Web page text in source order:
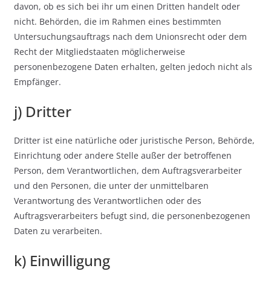
davon, ob es sich bei ihr um einen Dritten handelt oder
nicht. Behörden, die im Rahmen eines bestimmten
Untersuchungsauftrags nach dem Unionsrecht oder dem
Recht der Mitgliedstaaten möglicherweise
personenbezogene Daten erhalten, gelten jedoch nicht als
Empfänger.
j) Dritter
Dritter ist eine natürliche oder juristische Person, Behörde,
Einrichtung oder andere Stelle außer der betroffenen
Person, dem Verantwortlichen, dem Auftragsverarbeiter
und den Personen, die unter der unmittelbaren
Verantwortung des Verantwortlichen oder des
Auftragsverarbeiters befugt sind, die personenbezogenen
Daten zu verarbeiten.
k) Einwilligung